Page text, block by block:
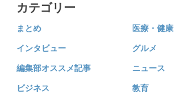
カテゴリー
まとめ 医療・健康
インタビュー グルメ
編集部オススメ記事 ニュース
ビジネス 教育